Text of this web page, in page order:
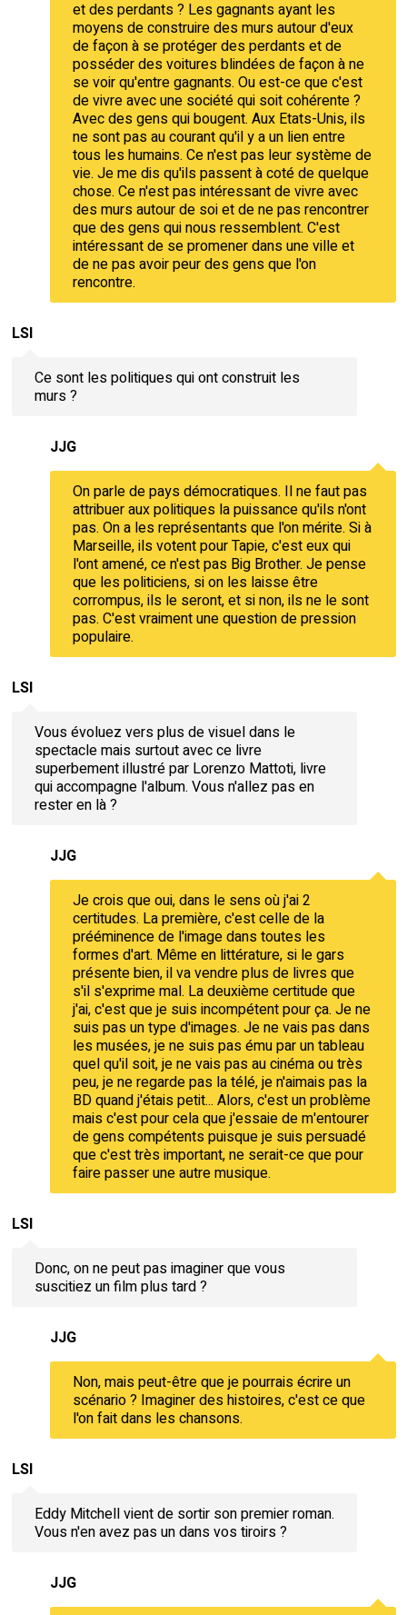
et des perdants ? Les gagnants ayant les
moyens de construire des murs autour d'eux
de façon à se protéger des perdants et de
posséder des voitures blindées de façon à ne
se voir qu'entre gagnants. Ou est-ce que c'est
de vivre avec une société qui soit cohérente ?
Avec des gens qui bougent. Aux Etats-Unis, ils
ne sont pas au courant qu'il y a un lien entre
tous les humains. Ce n'est pas leur système de
vie. Je me dis qu'ils passent à coté de quelque
chose. Ce n'est pas intéressant de vivre avec
des murs autour de soi et de ne pas rencontrer
que des gens qui nous ressemblent. C'est
intéressant de se promener dans une ville et
de ne pas avoir peur des gens que l'on
rencontre.
LSI
Ce sont les politiques qui ont construit les
murs ?
JJG
On parle de pays démocratiques. Il ne faut pas
attribuer aux politiques la puissance qu'ils n'ont
pas. On a les représentants que l'on mérite. Si à
Marseille, ils votent pour Tapie, c'est eux qui
l'ont amené, ce n'est pas Big Brother. Je pense
que les politiciens, si on les laisse être
corrompus, ils le seront, et si non, ils ne le sont
pas. C'est vraiment une question de pression
populaire.
LSI
Vous évoluez vers plus de visuel dans le
spectacle mais surtout avec ce livre
superbement illustré par Lorenzo Mattoti, livre
qui accompagne l'album. Vous n'allez pas en
rester en là ?
JJG
Je crois que oui, dans le sens où j'ai 2
certitudes. La première, c'est celle de la
prééminence de l'image dans toutes les
formes d'art. Même en littérature, si le gars
présente bien, il va vendre plus de livres que
s'il s'exprime mal. La deuxième certitude que
j'ai, c'est que je suis incompétent pour ça. Je ne
suis pas un type d'images. Je ne vais pas dans
les musées, je ne suis pas ému par un tableau
quel qu'il soit, je ne vais pas au cinéma ou très
peu, je ne regarde pas la télé, je n'aimais pas la
BD quand j'étais petit... Alors, c'est un problème
mais c'est pour cela que j'essaie de m'entourer
de gens compétents puisque je suis persuadé
que c'est très important, ne serait-ce que pour
faire passer une autre musique.
LSI
Donc, on ne peut pas imaginer que vous
suscitiez un film plus tard ?
JJG
Non, mais peut-être que je pourrais écrire un
scénario ? Imaginer des histoires, c'est ce que
l'on fait dans les chansons.
LSI
Eddy Mitchell vient de sortir son premier roman.
Vous n'en avez pas un dans vos tiroirs ?
JJG